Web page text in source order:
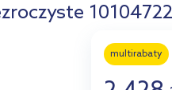
multirabaty